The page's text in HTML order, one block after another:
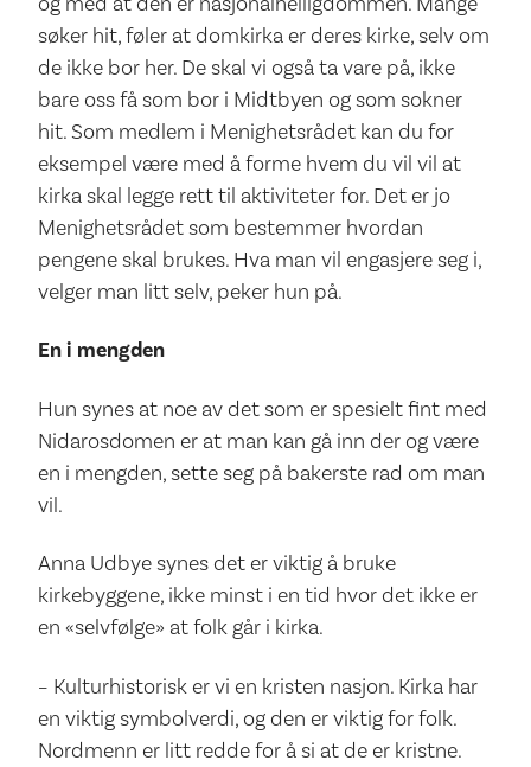
søker hit, føler at domkirka er deres kirke, selv om
de ikke bor her. De skal vi også ta vare på, ikke
bare oss få som bor i Midtbyen og som sokner
hit. Som medlem i Menighetsrådet kan du for
eksempel være med å forme hvem du vil vil at
kirka skal legge rett til aktiviteter for. Det er jo
Menighetsrådet som bestemmer hvordan
pengene skal brukes. Hva man vil engasjere seg i,
velger man litt selv, peker hun på.
En i mengden
Hun synes at noe av det som er spesielt fint med
Nidarosdomen er at man kan gå inn der og være
en i mengden, sette seg på bakerste rad om man
vil.
Anna Udbye synes det er viktig å bruke
kirkebyggene, ikke minst i en tid hvor det ikke er
en «selvfølge» at folk går i kirka.
– Kulturhistorisk er vi en kristen nasjon. Kirka har
en viktig symbolverdi, og den er viktig for folk.
Nordmenn er litt redde for å si at de er kristne.